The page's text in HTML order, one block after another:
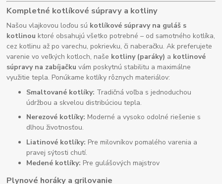
Kompletné kotlíkové súpravy a kotliny
Našou vlajkovou loďou sú kotlíkové súpravy na guláš s
kotlinou ktoré obsahujú všetko potrebné – od samotného kotlíka,
cez kotlinu až po varechu, pokrievku, či naberačku. Ak preferujete
varenie vo veľkých kotloch, naše kotliny (paráky) a kotlinové
súpravy na zabíjačku vám poskytnú stabilitu a maximálne
využitie tepla. Ponúkame kotlíky rôznych materiálov:
Smaltované kotlíky: Tradičná voľba s jednoduchou
údržbou a skvelou distribúciou tepla.
Nerezové kotlíky: Moderné a vysoko odolné riešenie s
dlhou životnosťou.
Liatinové kotlíky: Pre milovníkov pomalého varenia a
pravej sýtosti chutí.
Medené kotlíky: Pre gulášových majstrov
Plynové horáky a grilovanie